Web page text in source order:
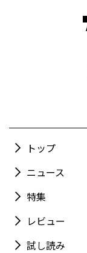
トップ
ニュース
特集
レビュー
試し読み